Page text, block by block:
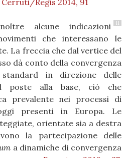
Cerruti/Regis 2014, 91
11
alcune indicazioni
che interessano le
La freccia che dal vertice del
dà conto della convergenza
in direzione delle
poste alla base, ciò che
prevalente nei processi di
presenti in Europa. Le
orientate sia a destra
la partecipazione delle
a dinamiche di convergenza